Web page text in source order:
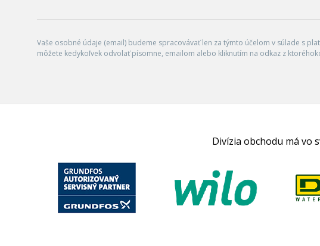
Vaše osobné údaje (email) budeme spracovávať len za týmto účelom v súlade s
môžete kedykoľvek odvolať písomne, emailom alebo kliknutím na odkaz z
Divízia obchodu má vo